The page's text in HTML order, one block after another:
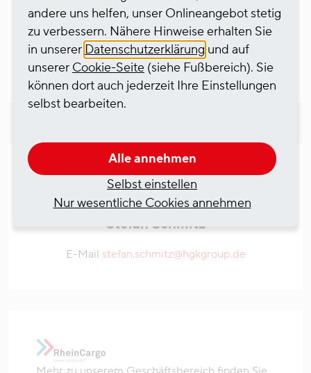
Jetzt online bewerben
04.08.2026 14:50
Ansprechpartner - bei Fragen zur Stelle
kontaktieren Sie bitte
Stefan Schmitz
E-Mail stefan.schmitz@hgkgroup.de
andere uns helfen, unser Onlineangebot stetig
zu verbessern. Nähere Hinweise erhalten Sie
in unserer Datenschutzerklärung und auf
unserer Cookie-Seite (siehe Fußbereich). Sie
können dort auch jederzeit Ihre Einstellungen
selbst bearbeiten.
Alle annehmen
Selbst einstellen
Nur wesentliche Cookies annehmen